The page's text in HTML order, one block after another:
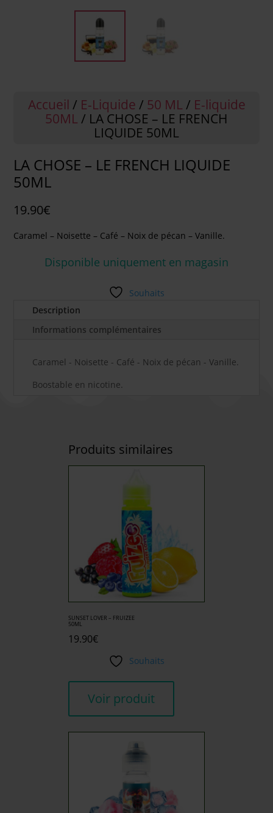
Accueil / E-Liquide / 50 ML / E-liquide
50ML / LA CHOSE – LE FRENCH
LIQUIDE 50ML
LA CHOSE – LE FRENCH LIQUIDE
50ML
19.90€
Caramel – Noisette – Café – Noix de pécan – Vanille.
Disponible uniquement en magasin
Souhaits
Description
Informations complémentaires
Caramel - Noisette - Café - Noix de pécan - Vanille.
Boostable en nicotine.
Produits similaires
SUNSET LOVER – FRUIZEE
50ML
19.90€
Souhaits
Voir produit